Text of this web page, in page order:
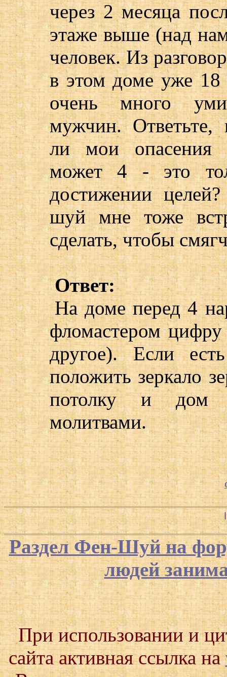
через 2 месяца
этаже выше (над
человек. Из
в этом доме уже 18
очень много
мужчин. Ответьте,
ли мои опасения
может 4 - это
достижении
шуй мне тоже
сделать, чтобы
Ответ:
На доме перед 4
фломастером
другое). Если
положить зеркало
потолку и дом
молитвами.
Раздел Фен-Шуй на
людей
При использовании и
сайта активная ссылка на